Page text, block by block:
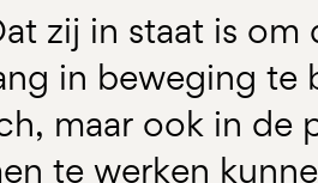
zij in staat is
in beweging te
maar ook in de
te werken